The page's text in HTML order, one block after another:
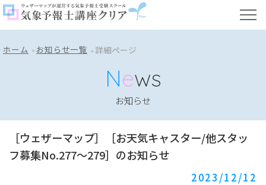
ホーム お知らせ一覧 詳細ページ
News
お知らせ
［ウェザーマップ］［お天気キャスター/他スタッ
フ募集No.277～279］のお知らせ
2023/12/12